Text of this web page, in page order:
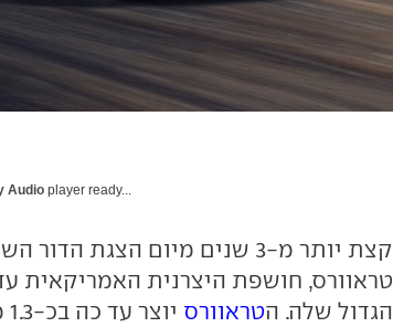
Audio player ready...
קצת יותר מ-3 שנים מיום הצגת
טראוורס, חושפת היצרנית האמריקאית
הגדול שלה. הטראוורס